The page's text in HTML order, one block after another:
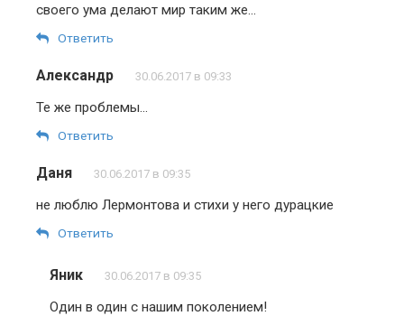
своего ума делают мир таким же…
Ответить
Александр 30.06.2017 в 09:33
Те же проблемы…
Ответить
Даня 30.06.2017 в 09:35
не люблю Лермонтова и стихи у него дурацкие
Ответить
Яник 30.06.2017 в 09:35
Один в один с нашим поколением!